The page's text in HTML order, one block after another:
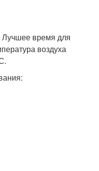
Лучшее время для
воздуха